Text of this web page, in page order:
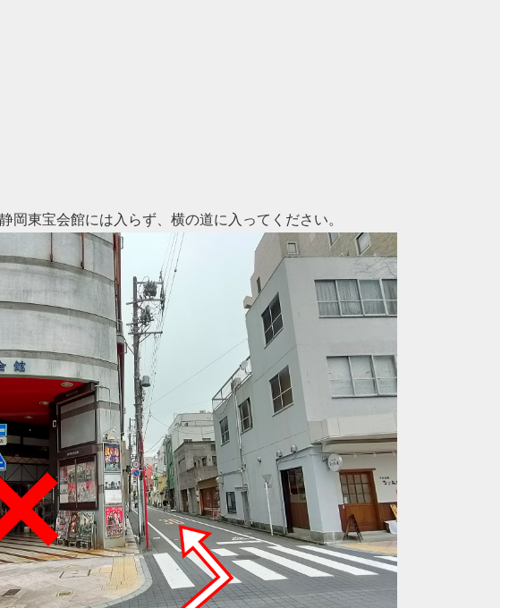
岡東宝会館には入らず、横の道に入ってください。